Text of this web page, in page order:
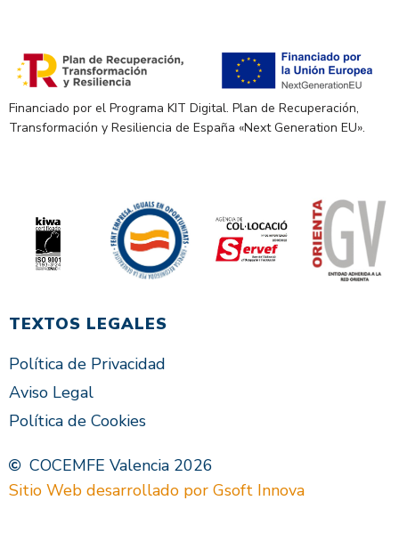
Financiado por el Programa KIT Digital. Plan de Recuperación,
Transformación y Resiliencia de España «Next Generation EU».
TEXTOS LEGALES
Política de Privacidad
Aviso Legal
Política de Cookies
COCEMFE Valencia 2026
Sitio Web desarrollado por Gsoft Innova